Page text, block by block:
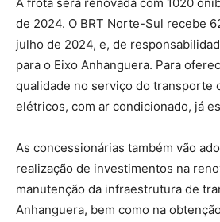
A frota será renovada com 1020
de 2024. O BRT Norte-Sul recebe
julho de 2024, e, de
para o Eixo Anhanguera. Para
qualidade no serviço do transporte
elétricos, com ar condicionado, já
As concessionárias também vão
realização de investimentos na
manutenção da infraestrutura de
Anhanguera, bem como na